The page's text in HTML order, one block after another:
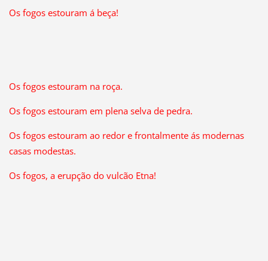
Os fogos estouram á beça!
Os fogos estouram na roça.
Os fogos estouram em plena selva de pedra.
Os fogos estouram ao redor e frontalmente ás modernas
casas modestas.
Os fogos, a erupção do vulcão Etna!